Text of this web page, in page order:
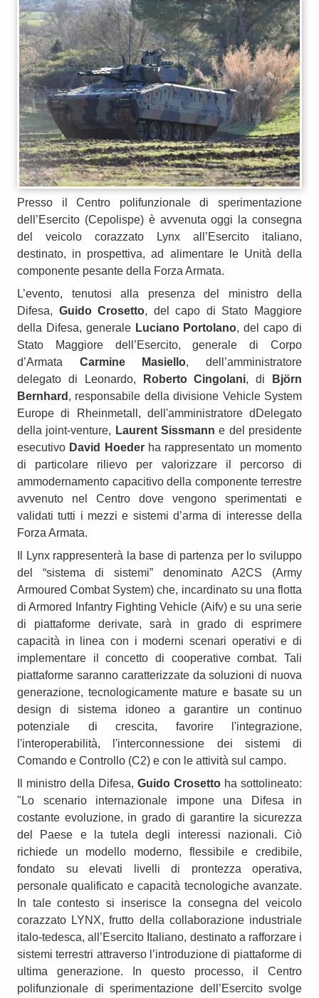
Presso il Centro polifunzionale di sperimentazione
dell’Esercito (Cepolispe) è avvenuta oggi la consegna
del veicolo corazzato Lynx all’Esercito italiano,
destinato, in prospettiva, ad alimentare le Unità della
componente pesante della Forza Armata.
L’evento, tenutosi alla presenza del ministro della
Difesa, Guido Crosetto, del capo di Stato Maggiore
della Difesa, generale Luciano Portolano, del capo di
Stato Maggiore dell’Esercito, generale di Corpo
d’Armata Carmine Masiello, dell’amministratore
delegato di Leonardo,
Roberto Cingolani, di
Björn
Bernhard , responsabile della divisione Vehicle System
Europe di Rheinmetall, dell'amministratore dDelegato
della joint-venture, Laurent Sissmann e del presidente
esecutivo David Hoederha rappresentato un momento
di particolare rilievo per valorizzare il percorso di
ammodernamento capacitivo della componente terrestre
avvenuto nel Centro dove vengono sperimentati e
validati tutti i mezzi e sistemi d’arma di interesse della
Forza Armata.
Il Lynx rappresenterà la base di partenza per lo sviluppo
del “sistema di sistemi” denominato A2CS (Army
Armoured Combat System) che, incardinato su una flotta
di Armored Infantry Fighting Vehicle (Aifv) e su una serie
di piattaforme derivate, sarà in grado di esprimere
capacità in linea con i moderni scenari operativi e di
implementare il concetto di cooperative combat. Tali
piattaforme saranno caratterizzate da soluzioni di nuova
generazione, tecnologicamente mature e basate su un
design di sistema idoneo a garantire un continuo
potenziale di crescita, favorire l'integrazione,
l'interoperabilità, l'interconnessione dei sistemi di
Comando e Controllo (C2) e con le attività sul campo.
Il ministro della Difesa, Guido Crosetto ha sottolineato:
"Lo scenario internazionale impone una Difesa in
costante evoluzione, in grado di garantire la sicurezza
del Paese e la tutela degli interessi nazionali. Ciò
richiede un modello moderno, flessibile e credibile,
fondato su elevati livelli di prontezza operativa,
personale qualificato e capacità tecnologiche avanzate.
In tale contesto si inserisce la consegna del veicolo
corazzato LYNX, frutto della collaborazione industriale
italo-tedesca, all’Esercito Italiano, destinato a rafforzare i
sistemi terrestri attraverso l’introduzione di piattaforme di
ultima generazione. In questo processo, il Centro
polifunzionale di sperimentazione dell’Esercito svolge